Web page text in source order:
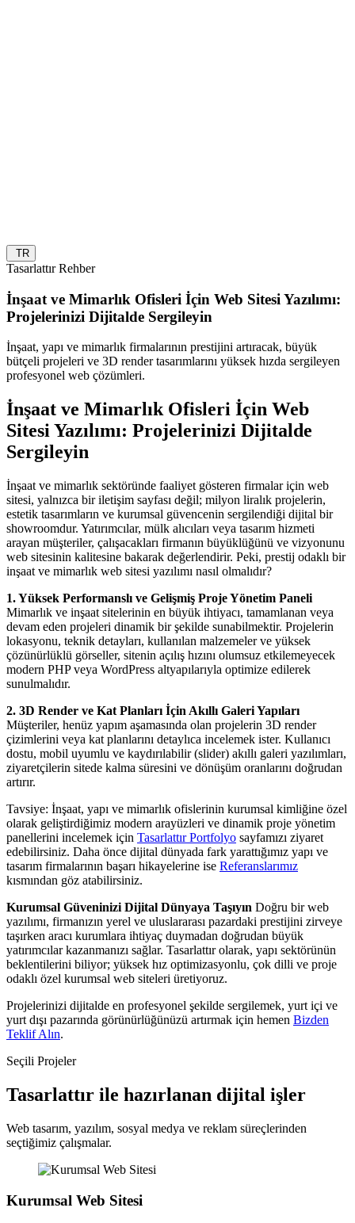
TR
Tasarlattır Rehber
İnşaat ve Mimarlık Ofisleri İçin Web Sitesi Yazılımı:
Projelerinizi Dijitalde Sergileyin
İnşaat, yapı ve mimarlık firmalarının prestijini artıracak, büyük
bütçeli projeleri ve 3D render tasarımlarını yüksek hızda sergileyen
profesyonel web çözümleri.
İnşaat ve Mimarlık Ofisleri İçin Web
Sitesi Yazılımı: Projelerinizi Dijitalde
Sergileyin
İnşaat ve mimarlık sektöründe faaliyet gösteren firmalar için web
sitesi, yalnızca bir iletişim sayfası değil; milyon liralık projelerin,
estetik tasarımların ve kurumsal güvencenin sergilendiği dijital bir
showroomdur. Yatırımcılar, mülk alıcıları veya tasarım hizmeti
arayan müşteriler, çalışacakları firmanın büyüklüğünü ve vizyonunu
web sitesinin kalitesine bakarak değerlendirir. Peki, prestij odaklı bir
inşaat ve mimarlık web sitesi yazılımı nasıl olmalıdır?
1. Yüksek Performanslı ve Gelişmiş Proje Yönetim Paneli
Mimarlık ve inşaat sitelerinin en büyük ihtiyacı, tamamlanan veya
devam eden projeleri dinamik bir şekilde sunabilmektir. Projelerin
lokasyonu, teknik detayları, kullanılan malzemeler ve yüksek
çözünürlüklü görseller, sitenin açılış hızını olumsuz etkilemeyecek
modern PHP veya WordPress altyapılarıyla optimize edilerek
sunulmalıdır.
2. 3D Render ve Kat Planları İçin Akıllı Galeri Yapıları
Müşteriler, henüz yapım aşamasında olan projelerin 3D render
çizimlerini veya kat planlarını detaylıca incelemek ister. Kullanıcı
dostu, mobil uyumlu ve kaydırılabilir (slider) akıllı galeri yazılımları,
ziyaretçilerin sitede kalma süresini ve dönüşüm oranlarını doğrudan
artırır.
Tavsiye: İnşaat, yapı ve mimarlık ofislerinin kurumsal kimliğine özel
olarak geliştirdiğimiz modern arayüzleri ve dinamik proje yönetim
panellerini incelemek için Tasarlattır Portfolyo sayfamızı ziyaret
edebilirsiniz. Daha önce dijital dünyada fark yarattığımız yapı ve
tasarım firmalarının başarı hikayelerine ise Referanslarımız
kısmından göz atabilirsiniz.
Kurumsal Güveninizi Dijital Dünyaya Taşıyın Doğru bir web
yazılımı, firmanızın yerel ve uluslararası pazardaki prestijini zirveye
taşırken aracı kurumlara ihtiyaç duymadan doğrudan büyük
yatırımcılar kazanmanızı sağlar. Tasarlattır olarak, yapı sektörünün
beklentilerini biliyor; yüksek hız optimizasyonlu, çok dilli ve proje
odaklı özel kurumsal web siteleri üretiyoruz.
Projelerinizi dijitalde en profesyonel şekilde sergilemek, yurt içi ve
yurt dışı pazarında görünürlüğünüzü artırmak için hemen Bizden
Teklif Alın.
Seçili Projeler
Tasarlattır ile hazırlanan dijital işler
Web tasarım, yazılım, sosyal medya ve reklam süreçlerinden
seçtiğimiz çalışmalar.
Kurumsal Web Sitesi